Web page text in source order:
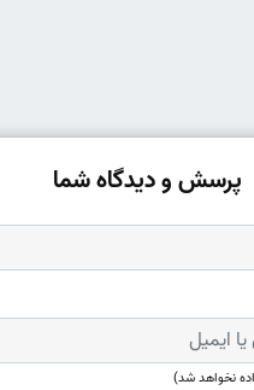
پرسش و دیدگاه شما
نخواهد شد)